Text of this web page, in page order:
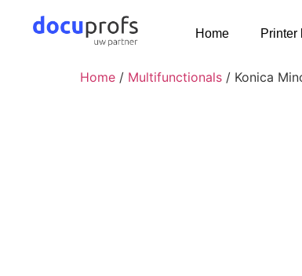
Home Printer
Home / Multifunctionals / Konica